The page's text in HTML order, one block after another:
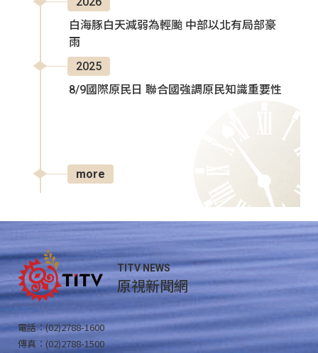
白海豚白天減弱為輕颱 中部以北有局部豪
雨
2025
8/9國際原民日 聯合國強調原民知識重要性
more
TITV NEWS
原視新聞網
電話：(02)2788-1600
傳真：(02)2788-1500